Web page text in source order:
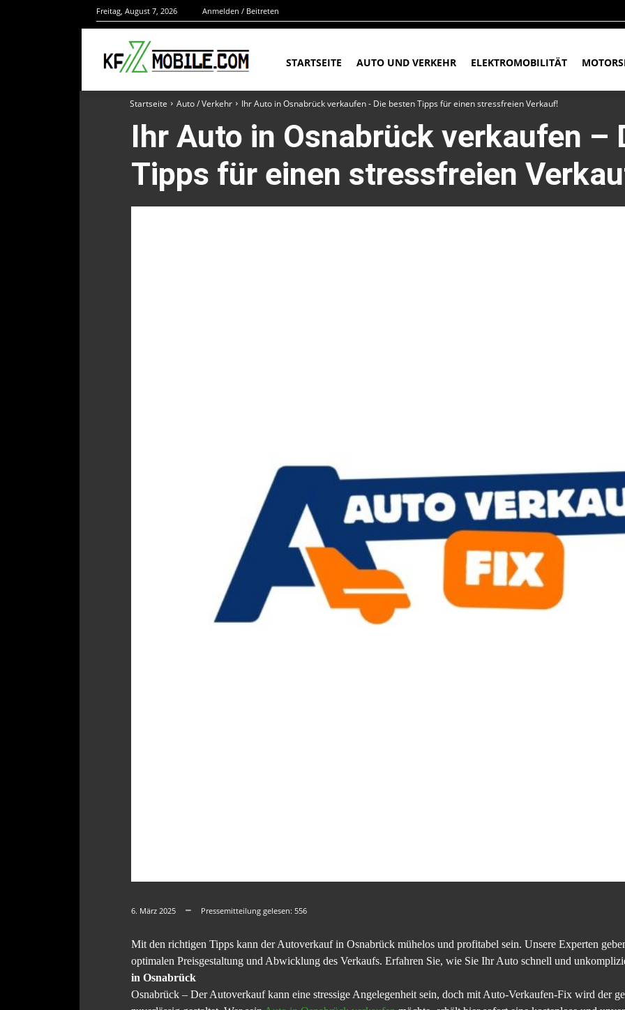
Freitag, August 7, 2026 Anmelden / Beitreten
STARTSEITE AUTO UND VERKEHR ELEKTROMOBILITÄT
Startseite Auto / Verkehr Ihr Auto in Osnabrück verkaufen - Die besten Tipps für einen stressfreien Verkauf!
Ihr Auto in Osnabrück verkaufen –
Tipps für einen stressfreien
6. März 2025 Pressemitteilung gelesen: 556
Mit den richtigen Tipps kann der Autoverkauf in Osnabrück mühelos und profitabel sein. Unsere Experten
optimalen Preisgestaltung und Abwicklung des Verkaufs. Erfahren Sie, wie Sie Ihr Auto schnell und
in Osnabrück
Osnabrück – Der Autoverkauf kann eine stressige Angelegenheit sein, doch mit Auto-Verkaufen-Fix wird der